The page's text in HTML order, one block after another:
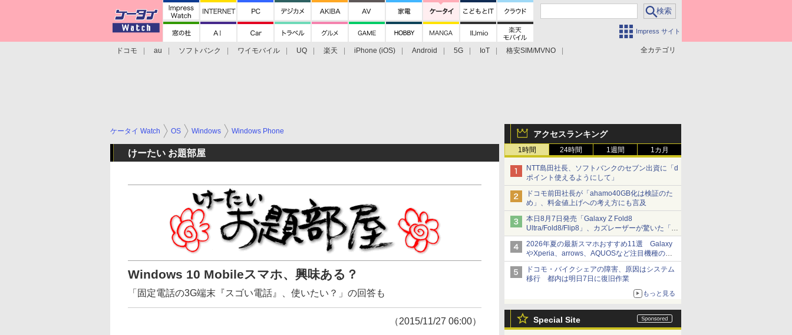
Impress サイト
全カテゴリ
ドコモ au ソフトバンク ワイモバイル UQ 楽天 iPhone (iOS) Android 5G IoT
格安SIM/MVNO
アクセスランキング
1時間 24時間 1週間 1カ月
NTT島田社長、ソフトバンクのセブン出資に「d
ポイント使えるようにして」
ドコモ前田社長が「ahamo40GB化は検証のた
め」、料金値上げへの考え方にも言及
本日8月7日発売「Galaxy Z Fold8
Ultra/Fold8/Flip8」、カズレーザーが驚いた「そ
ば屋のメニュー並みの薄さ」
2026年夏の最新スマホおすすめ11選 Galaxy
やXperia、arrows、AQUOSなど注目機種の特
徴は
ドコモ・バイクシェアの障害、原因はシステム
移行 都内は明日7日に復旧作業
もっと見る
Special Site
ケータイ Watch OS Windows Windows Phone
けーたい お題部屋
Windows 10 Mobileスマホ、興味ある？
「固定電話の3G端末『スゴい電話』、使いたい？」の回答も
（2015/11/27 06:00）